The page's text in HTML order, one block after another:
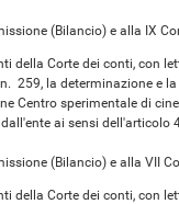
(Bilancio) e alla IX
Corte dei conti, con
259, la determinazione e
Centro sperimentale di
ai sensi dell'articolo
(Bilancio) e alla VII
Corte dei conti, con